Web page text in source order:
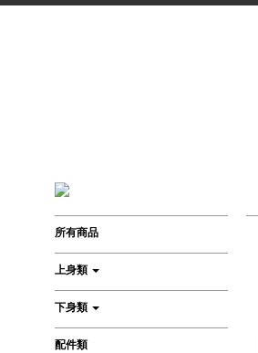
所有商品
上身類
下身類
配件類